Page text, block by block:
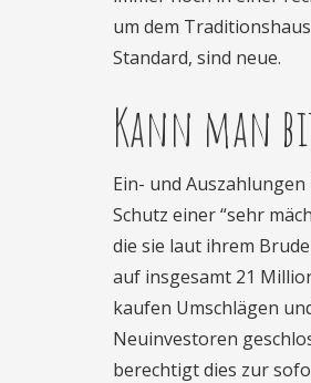
um dem
Standard, sind neue.
Kann man
Ein- und
Schutz einer “sehr
die sie laut ihrem
auf insgesamt 21
kaufen Umschlägen
Neuinvestoren
berechtigt dies zur